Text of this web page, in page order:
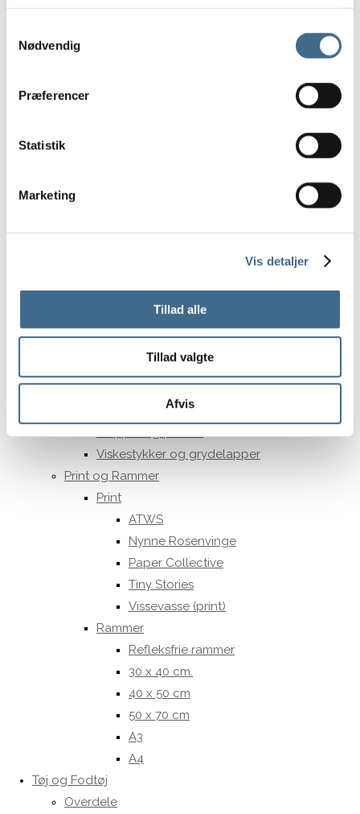
Nødvendig
Præferencer
Statistik
Marketing
Vis detaljer
Tillad alle
Tillad valgte
Afvis
Opbevaring
Underskåle
Køkkenhåndklæder
Sengetæpper
Viskestykker og grydelapper
Print og Rammer
Print
ATWS
Nynne Rosenvinge
Paper Collective
Tiny Stories
Vissevasse (print)
Rammer
Refleksfrie rammer
30 x 40 cm.
40 x 50 cm
50 x 70 cm
A3
A4
Tøj og Fodtøj
Overdele